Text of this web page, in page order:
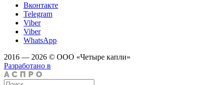
Вконтакте
Telegram
Viber
Viber
WhatsApp
2016 — 2026 © ООО «Четыре капли»
Разработано в